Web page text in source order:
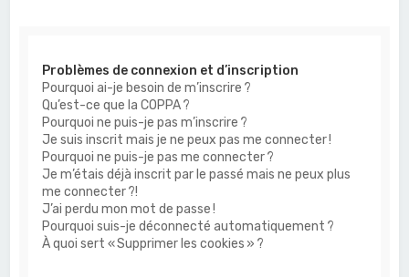
Problèmes de connexion et d’inscription
Pourquoi ai-je besoin de m’inscrire ?
Qu’est-ce que la COPPA ?
Pourquoi ne puis-je pas m’inscrire ?
Je suis inscrit mais je ne peux pas me connecter !
Pourquoi ne puis-je pas me connecter ?
Je m’étais déjà inscrit par le passé mais ne peux plus
me connecter ?!
J’ai perdu mon mot de passe !
Pourquoi suis-je déconnecté automatiquement ?
À quoi sert « Supprimer les cookies » ?